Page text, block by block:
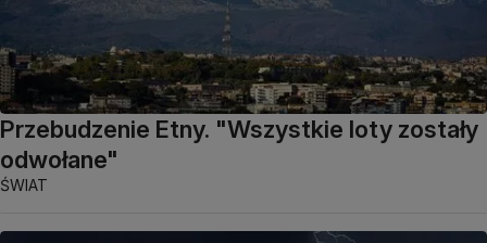
Przebudzenie Etny. "Wszystkie loty zostały
odwołane"
ŚWIAT